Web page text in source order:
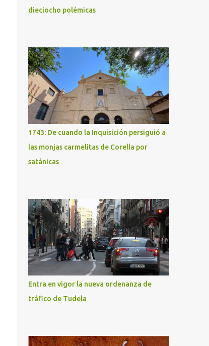
dieciocho polémicas
1743: De cuando la Inquisición persiguió a
las monjas carmelitas de Corella por
satánicas
Entra en vigor la nueva ordenanza de
tráfico de Tudela